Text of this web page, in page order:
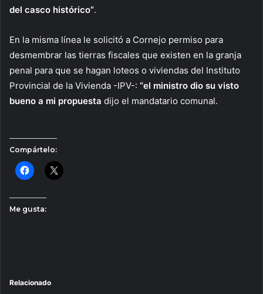
del casco histórico”.
En la misma línea le solicitó a Cornejo permiso para
desmembrar las tierras fiscales que existen en la granja
penal para que se hagan loteos o viviendas del Instituto
Provincial de la Vivienda -IPV-: “el ministro dio su visto
bueno a mi propuesta dijo el mandatario comunal.
Compártelo:
Me gusta:
Relacionado